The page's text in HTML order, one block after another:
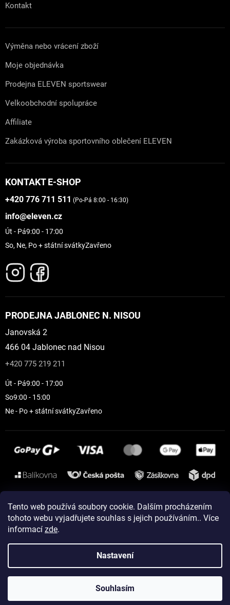
Tento web používá soubory cookie. Dalším procházením
tohoto webu vyjadřujete souhlas s jejich používáním.. Více
informací zde.
Nastavení
Souhlasím
Kontakt
Výměna nebo vrácení zboží
Moje objednávka
Prodejna ELEVEN sportswear
Velkoobchodní spolupráce
Affiliate
Zakázková výroba sportovního oblečení ELEVEN
KONTAKT E-SHOP
+420 776 711 511 (Po-Pá 8:00 - 16:30)
info@eleven.cz
Út - Pá9:00 - 17:00
So, Ne, Po + státní svátkyZavřeno
PRODEJNA JABLONEC N. NISOU
Janovská 2
466 04 Jablonec nad Nisou
+420 775 219 211
Út - Pá9:00 - 17:00
So9:00 - 15:00
Ne - Po + státní svátkyZavřeno
Instagram
Vytvořil Shoptet
Copyright 2026ELEVEN sportswear. Všechna práva vyhrazena.
Upravit nastavení cookies